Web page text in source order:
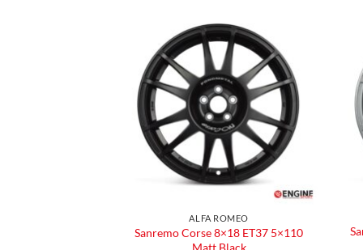
Aggiungi
alla lista
dei
desideri
ALFA ROMEO
Sanremo Corse 8×18 ET37 5×110